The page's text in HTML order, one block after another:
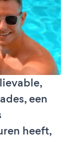
een
heeft,